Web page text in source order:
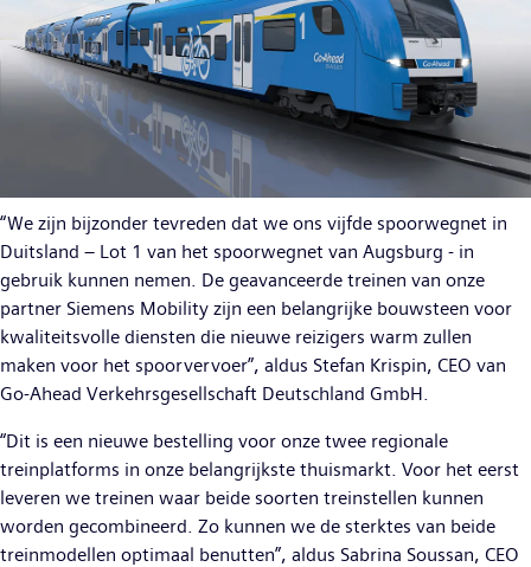
“We zijn bijzonder tevreden dat we ons vijfde spoorwegnet in
Duitsland – Lot 1 van het spoorwegnet van Augsburg - in
gebruik kunnen nemen. De geavanceerde treinen van onze
partner Siemens Mobility zijn een belangrijke bouwsteen voor
kwaliteitsvolle diensten die nieuwe reizigers warm zullen
maken voor het spoorvervoer”, aldus Stefan Krispin, CEO van
Go-Ahead Verkehrsgesellschaft Deutschland GmbH.
“Dit is een nieuwe bestelling voor onze twee regionale
treinplatforms in onze belangrijkste thuismarkt. Voor het eerst
leveren we treinen waar beide soorten treinstellen kunnen
worden gecombineerd. Zo kunnen we de sterktes van beide
treinmodellen optimaal benutten”, aldus Sabrina Soussan, CEO